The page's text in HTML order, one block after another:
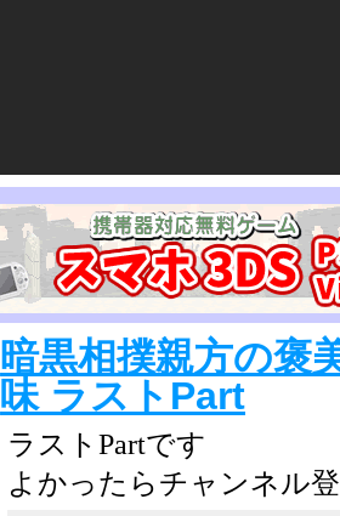
暗黒相撲親方の褒
味 ラストPart
ラストPartです
よかったらチャンネル